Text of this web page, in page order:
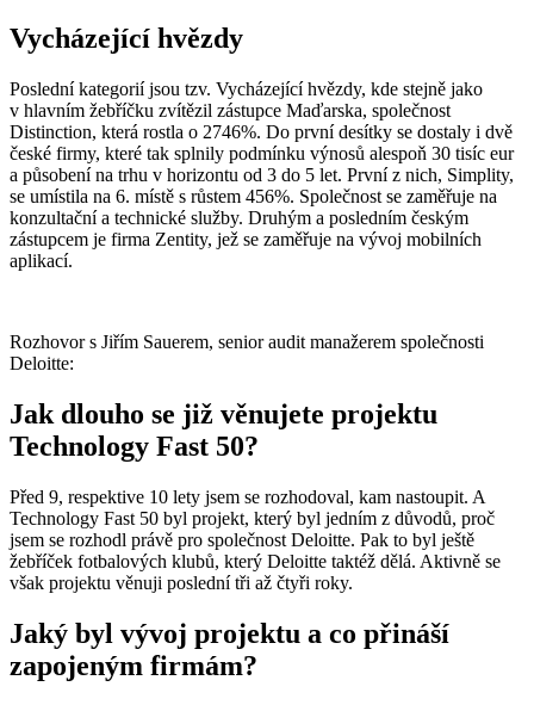
Vycházející hvězdy
Poslední kategorií jsou tzv. Vycházející hvězdy, kde stejně jako
v hlavním žebříčku zvítězil zástupce Maďarska, společnost
Distinction, která rostla o 2746%. Do první desítky se dostaly i dvě
české firmy, které tak splnily podmínku výnosů alespoň 30 tisíc eur
a působení na trhu v horizontu od 3 do 5 let. První z nich, Simplity,
se umístila na 6. místě s růstem 456%. Společnost se zaměřuje na
konzultační a technické služby. Druhým a posledním českým
zástupcem je firma Zentity, jež se zaměřuje na vývoj mobilních
aplikací.
Rozhovor s Jiřím Sauerem, senior audit manažerem společnosti
Deloitte:
Jak dlouho se již věnujete projektu
Technology Fast 50?
Před 9, respektive 10 lety jsem se rozhodoval, kam nastoupit. A
Technology Fast 50 byl projekt, který byl jedním z důvodů, proč
jsem se rozhodl právě pro společnost Deloitte. Pak to byl ještě
žebříček fotbalových klubů, který Deloitte taktéž dělá. Aktivně se
však projektu věnuji poslední tři až čtyři roky.
Jaký byl vývoj projektu a co přináší
zapojeným firmám?